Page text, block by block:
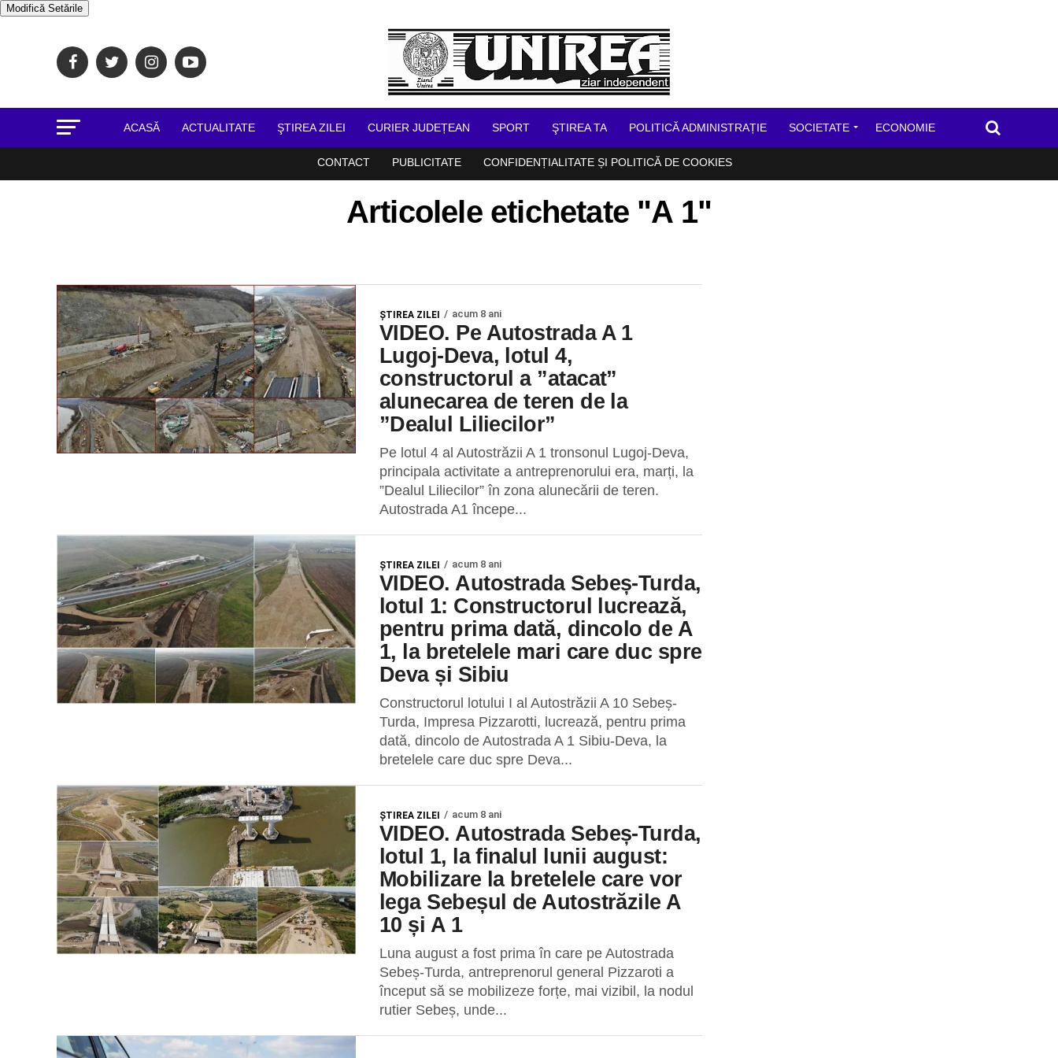
Modifică Setările
ACASĂ ACTUALITATE ŞTIREA ZILEI CURIER JUDEȚEAN SPORT ŞTIREA TA POLITICĂ ADMINISTRAȚIE SOCIETATE ECONOMIE
CONTACT PUBLICITATE CONFIDENȚIALITATE ȘI POLITICĂ DE COOKIES
Articolele etichetate "A 1"
ŞTIREA ZILEI acum 8 ani
VIDEO. Pe Autostrada A 1
Lugoj-Deva, lotul 4,
constructorul a ”atacat”
alunecarea de teren de la
”Dealul Liliecilor”
Pe lotul 4 al Autostrăzii A 1 tronsonul Lugoj-Deva,
principala activitate a antreprenorului era, marți, la
”Dealul Liliecilor” în zona alunecării de teren.
Autostrada A1 începe...
ŞTIREA ZILEI acum 8 ani
VIDEO. Autostrada Sebeș-Turda,
lotul 1: Constructorul lucrează,
pentru prima dată, dincolo de A
1, la bretelele mari care duc spre
Deva și Sibiu
Constructorul lotului I al Autostrăzii A 10 Sebeș-
Turda, Impresa Pizzarotti, lucrează, pentru prima
dată, dincolo de Autostrada A 1 Sibiu-Deva, la
bretelele care duc spre Deva...
ŞTIREA ZILEI acum 8 ani
VIDEO. Autostrada Sebeș-Turda,
lotul 1, la finalul lunii august:
Mobilizare la bretelele care vor
lega Sebeșul de Autostrăzile A
10 și A 1
Luna august a fost prima în care pe Autostrada
Sebeș-Turda, antreprenorul general Pizzaroti a
început să se mobilizeze forțe, mai vizibil, la nodul
rutier Sebeș, unde...